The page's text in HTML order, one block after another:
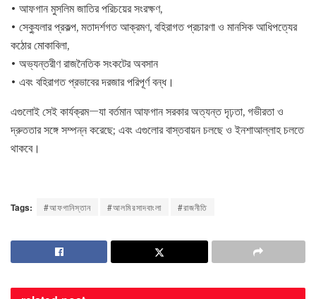
• আফগান মুসলিম জাতির পরিচয়ের সংরক্ষণ,
• সেক্যুলার প্রকল্প, মতাদর্শগত আক্রমণ, বহিরাগত প্রচারণা ও মানসিক আধিপত্যের
কঠোর মোকাবিলা,
• অভ্যন্তরীণ রাজনৈতিক সংকটের অবসান
• এবং বহিরাগত প্রভাবের দরজার পরিপূর্ণ বন্ধ।
এগুলোই সেই কার্যক্রম—যা বর্তমান আফগান সরকার অত্যন্ত দৃঢ়তা, গভীরতা ও
দ্রুততার সঙ্গে সম্পন্ন করেছে; এবং এগুলোর বাস্তবায়ন চলছে ও ইনশাআল্লাহ চলতে
থাকবে।
Tags: #আফগানিস্তান #আলমিরসাদবাংলা #রাজনীতি